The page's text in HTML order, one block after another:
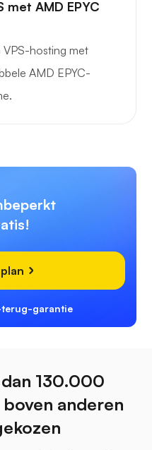
met AMD EPYC
VPS-hosting met
AMD EPYC-
garantie
130.000
anderen